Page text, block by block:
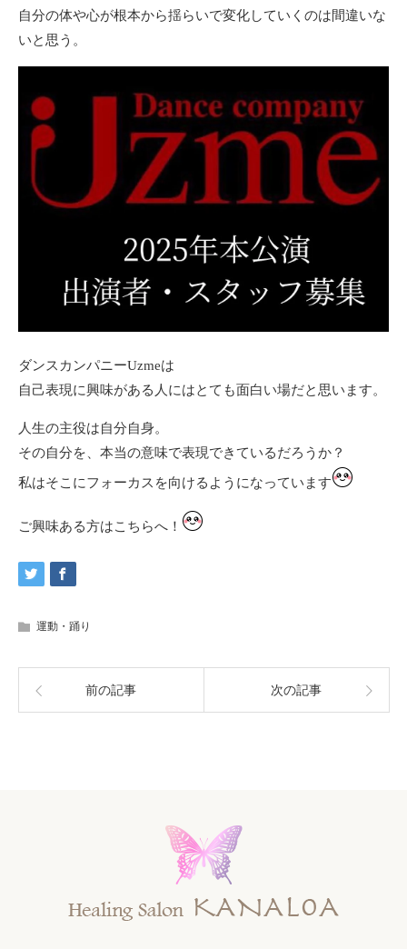
自分の体や心が根本から揺らいで変化していくのは間違いな
いと思う。
ダンスカンパニーUzmeは
自己表現に興味がある人にはとても面白い場だと思います。
人生の主役は自分自身。
その自分を、本当の意味で表現できているだろうか？
私はそこにフォーカスを向けるようになっています
ご興味ある方はこちらへ！
運動・踊り
前の記事 次の記事